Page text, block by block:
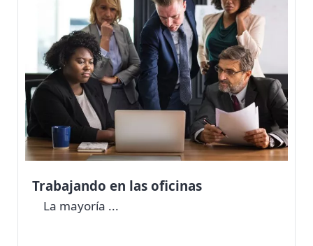
Trabajando en las oficinas
La mayoría ...